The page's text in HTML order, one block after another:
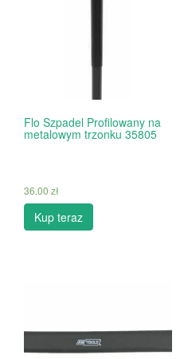
Flo Szpadel Profilowany na
metalowym trzonku 35805
36.00 zł
Kup teraz